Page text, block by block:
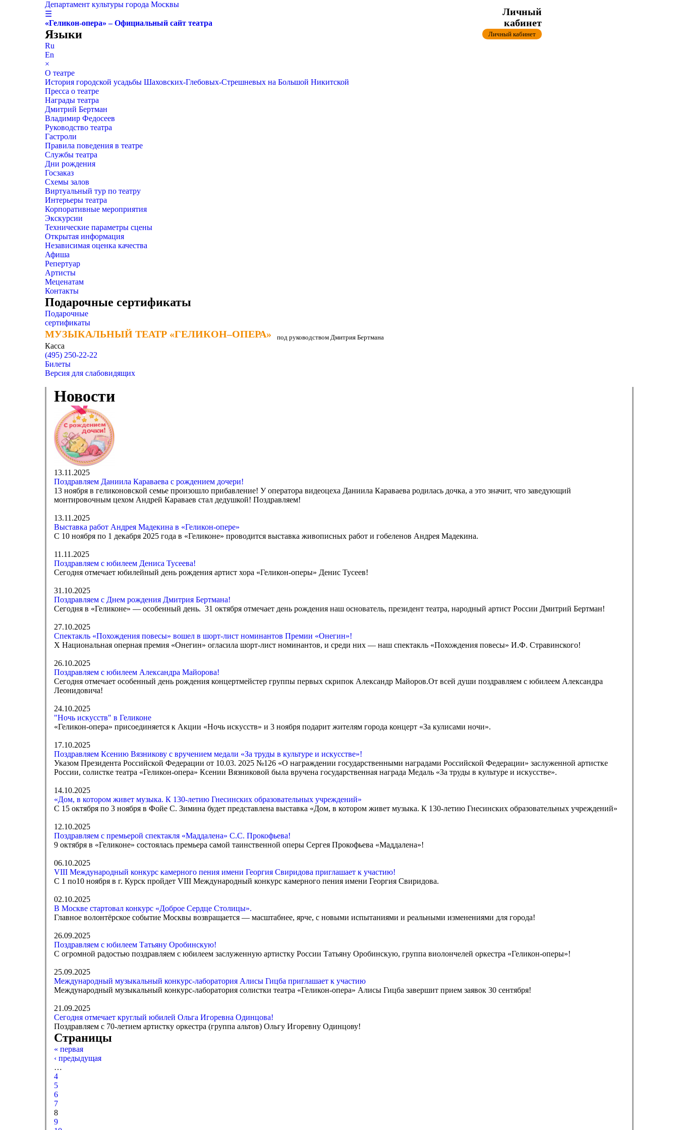
Департамент культуры города Москвы
☰
«Геликон-опера» – Официальный сайт театра
Языки
Ru
En
×
О театре
История городской усадьбы Шаховских-Глебовых-Стрешневых на Большой Никитской
Пресса о театре
Награды театра
Дмитрий Бертман
Владимир Федосеев
Руководство театра
Гастроли
Правила поведения в театре
Службы театра
Дни рождения
Госзаказ
Схемы залов
Виртуальный тур по театру
Интерьеры театра
Корпоративные мероприятия
Экскурсии
Технические параметры сцены
Открытая информация
Независимая оценка качества
Афиша
Репертуар
Артисты
Меценатам
Контакты
Подарочные сертификаты
Подарочные
сертификаты
МУЗЫКАЛЬНЫЙ ТЕАТР «ГЕЛИКОН–ОПЕРА»
МУЗЫКАЛЬНЫЙ ТЕАТР «ГЕЛИКОН–ОПЕРА» под руководством Дмитрия Бертмана
Касса
(495) 250-22-22
Личный
кабинет
Личный кабинет
Билеты
Версия для слабовидящих
Новости
13.11.2025
Поздравляем Даниила Караваева с рождением дочери!
13 ноября в геликоновской семье произошло прибавление! У оператора видеоцеха Даниила Караваева родилась дочка, а это значит, что заведующий
монтировочным цехом Андрей Караваев стал дедушкой! Поздравляем!
13.11.2025
Выставка работ Андрея Мадекина в «Геликон-опере»
С 10 ноября по 1 декабря 2025 года в «Геликоне» проводится выставка живописных работ и гобеленов Андрея Мадекина.
11.11.2025
Поздравляем с юбилеем Дениса Тусеева!
Сегодня отмечает юбилейный день рождения артист хора «Геликон-оперы» Денис Тусеев!
31.10.2025
Поздравляем с Днем рождения Дмитрия Бертмана!
Сегодня в «Геликоне» — особенный день. 31 октября отмечает день рождения наш основатель, президент театра, народный артист России Дмитрий Бертман!
27.10.2025
Спектакль «Похождения повесы» вошел в шорт-лист номинантов Премии «Онегин»!
Х Национальная оперная премия «Онегин» огласила шорт-лист номинантов, и среди них — наш спектакль «Похождения повесы» И.Ф. Стравинского!
26.10.2025
Поздравляем с юбилеем Александра Майорова!
Сегодня отмечает особенный день рождения концертмейстер группы первых скрипок Александр Майоров.От всей души поздравляем с юбилеем Александра
Леонидовича!
24.10.2025
"Ночь искусств" в Геликоне
«Геликон-опера» присоединяется к Акции «Ночь искусств» и 3 ноября подарит жителям города концерт «За кулисами ночи».
17.10.2025
Поздравляем Ксению Вязникову с вручением медали «За труды в культуре и искусстве»!
Указом Президента Российской Федерации от 10.03. 2025 №126 «О награждении государственными наградами Российской Федерации» заслуженной артистке
России, солистке театра «Геликон-опера» Ксении Вязниковой была вручена государственная награда Медаль «За труды в культуре и искусстве».
14.10.2025
«Дом, в котором живет музыка. К 130-летию Гнесинских образовательных учреждений»
С 15 октября по 3 ноября в Фойе С. Зимина будет представлена выставка «Дом, в котором живет музыка. К 130-летию Гнесинских образовательных учреждений»
12.10.2025
Поздравляем с премьерой спектакля «Маддалена» С.С. Прокофьева!
9 октября в «Геликоне» состоялась премьера самой таинственной оперы Сергея Прокофьева «Маддалена»!
06.10.2025
VIII Международный конкурс камерного пения имени Георгия Свиридова приглашает к участию!
С 1 по10 ноября в г. Курск пройдет VIII Международный конкурс камерного пения имени Георгия Свиридова.
02.10.2025
В Москве стартовал конкурс «Доброе Сердце Столицы».
Главное волонтёрское событие Москвы возвращается — масштабнее, ярче, с новыми испытаниями и реальными изменениями для города!
26.09.2025
Поздравляем с юбилеем Татьяну Оробинскую!
С огромной радостью поздравляем с юбилеем заслуженную артистку России Татьяну Оробинскую, группа виолончелей оркестра «Геликон-оперы»!
25.09.2025
Международный музыкальный конкурс-лаборатория Алисы Гицба приглашает к участию
Международный музыкальный конкурс-лаборатория солистки театра «Геликон-опера» Алисы Гицба завершит прием заявок 30 сентября!
21.09.2025
Сегодня отмечает круглый юбилей Ольга Игоревна Одинцова!
Поздравляем с 70-летием артистку оркестра (группа альтов) Ольгу Игоревну Одинцову!
Страницы
« первая
‹ предыдущая
…
4
5
6
7
8
9